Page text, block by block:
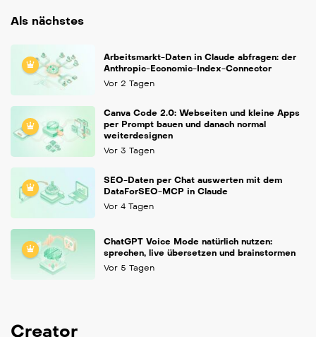
Als nächstes
Arbeitsmarkt-Daten in Claude abfragen: der
Anthropic-Economic-Index-Connector
Vor 2 Tagen
Canva Code 2.0: Webseiten und kleine Apps
per Prompt bauen und danach normal
weiterdesignen
Vor 3 Tagen
SEO-Daten per Chat auswerten mit dem
DataForSEO-MCP in Claude
Vor 4 Tagen
ChatGPT Voice Mode natürlich nutzen:
sprechen, live übersetzen und brainstormen
Vor 5 Tagen
Creator